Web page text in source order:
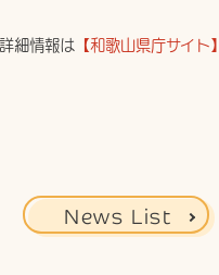
細情報は 【和歌山県庁サイト】
News List